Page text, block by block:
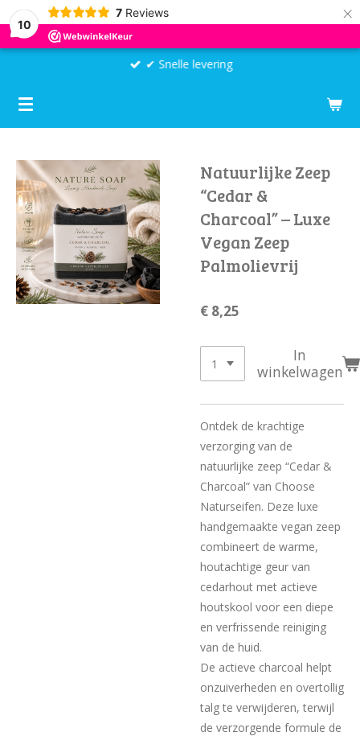
10
7 Reviews ×
✔ Snelle levering
Natuurlijke Zeep
“Cedar &
Charcoal” – Luxe
Vegan Zeep
Palmolievrij
€ 8,25
In
winkelwagen
Ontdek de krachtige
verzorging van de
natuurlijke zeep “Cedar &
Charcoal” van Choose
Naturseifen. Deze luxe
handgemaakte vegan zeep
combineert de warme,
houtachtige geur van
cedarhout met actieve
houtskool voor een diepe
en verfrissende reiniging
van de huid.
De actieve charcoal helpt
onzuiverheden en overtollig
talg te verwijderen, terwijl
de verzorgende formule de